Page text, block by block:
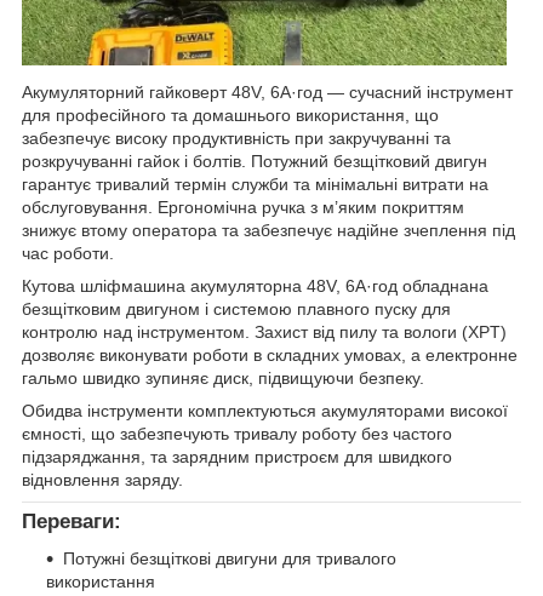
Акумуляторний гайковерт 48V, 6А·год — сучасний інструмент
для професійного та домашнього використання, що
забезпечує високу продуктивність при закручуванні та
розкручуванні гайок і болтів. Потужний безщітковий двигун
гарантує тривалий термін служби та мінімальні витрати на
обслуговування. Ергономічна ручка з м’яким покриттям
знижує втому оператора та забезпечує надійне зчеплення під
час роботи.
Кутова шліфмашина акумуляторна 48V, 6А·год обладнана
безщітковим двигуном і системою плавного пуску для
контролю над інструментом. Захист від пилу та вологи (XPT)
дозволяє виконувати роботи в складних умовах, а електронне
гальмо швидко зупиняє диск, підвищуючи безпеку.
Обидва інструменти комплектуються акумуляторами високої
ємності, що забезпечують тривалу роботу без частого
підзаряджання, та зарядним пристроєм для швидкого
відновлення заряду.
Переваги:
Потужні безщіткові двигуни для тривалого
використання